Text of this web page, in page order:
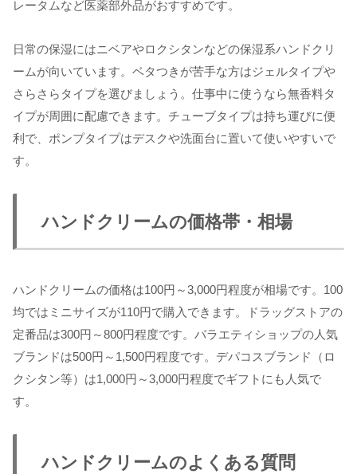
レータムなど医薬部外品がおすすめです。
日常の保湿にはニベアやロクシタンなどの保湿系ハンドクリ
ームが向いています。ベタつきが苦手な方はジェルタイプや
さらさらタイプを選びましょう。仕事中に使うなら無香料タ
イプが周囲に配慮できます。チューブタイプは持ち運びに便
利で、ポンプタイプはデスクや洗面台に置いて使いやすいで
す。
ハンドクリームの価格帯・相場
ハンドクリームの価格は100円～3,000円程度が相場です。100
均ではミニサイズが110円で購入できます。ドラッグストアの
定番品は300円～800円程度です。バラエティショップの人気
ブランドは500円～1,500円程度です。デパコスブランド（ロ
クシタン等）は1,000円～3,000円程度でギフトにも人気で
す。
ハンドクリームのよくある質問